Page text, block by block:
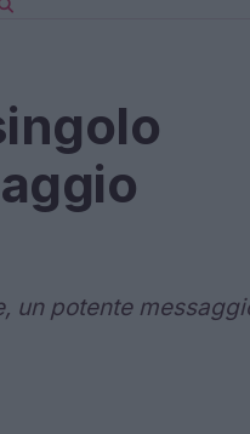
un potente